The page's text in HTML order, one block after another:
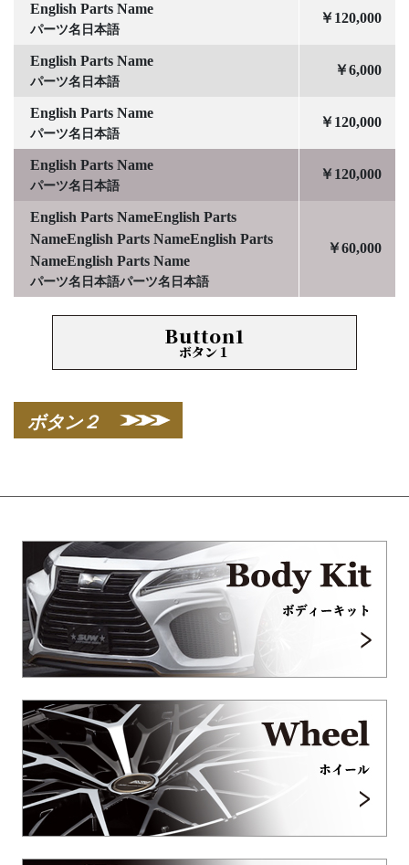
English Parts Name
パーツ名日本語
￥120,000
English Parts Name
パーツ名日本語
￥6,000
English Parts Name
パーツ名日本語
￥120,000
English Parts Name
パーツ名日本語
￥120,000
English Parts NameEnglish Parts
NameEnglish Parts NameEnglish Parts
NameEnglish Parts Name
パーツ名日本語パーツ名日本語
￥60,000
Button1
ボタン１
ボタン２